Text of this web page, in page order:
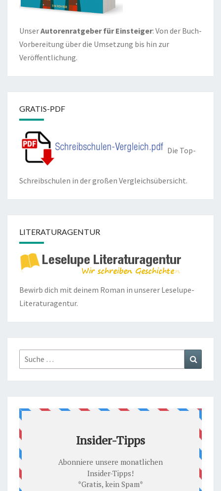
UnserAutorenratgeber für Einsteiger: Von der Buch-
Vorbereitung über die Umsetzung bis hin zur
Veröffentlichung.
GRATIS-PDF
Die Top-
Schreibschulen in der großen Vergleichsübersicht.
LITERATURAGENTUR
Bewirb dich mit deinem Roman in unserer Leselupe-
Literaturagentur.
Suche
nach: